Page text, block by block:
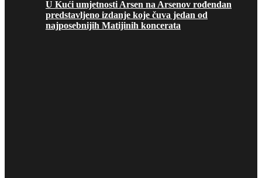
U Kući umjetnosti Arsen na Arsenov rođendan
predstavljeno izdanje koje čuva jedan od
najposebnijih Matijinih koncerata